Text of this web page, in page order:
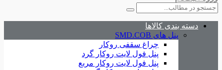
دسته بندی کالاها
پنل های SMD.COB
چراغ سقفی روکار
پنل فول لایت روکار گرد
پنل فول لایت روکار مربع